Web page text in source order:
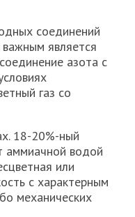
соединений
является
азота с
газ со
18-20%-ный
аммиачной водой
или
с характерным
механических